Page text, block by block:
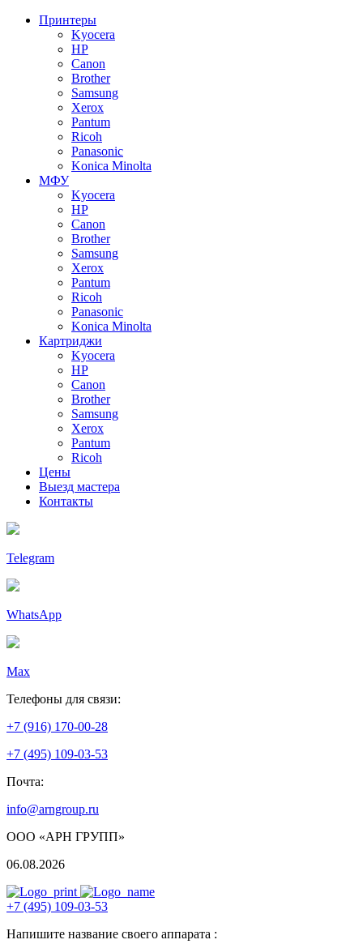
Принтеры
Kyocera
HP
Canon
Brother
Samsung
Xerox
Pantum
Ricoh
Panasonic
Konica Minolta
МФУ
Kyocera
HP
Canon
Brother
Samsung
Xerox
Pantum
Ricoh
Panasonic
Konica Minolta
Картриджи
Kyocera
HP
Canon
Brother
Samsung
Xerox
Pantum
Ricoh
Цены
Выезд мастера
Контакты
Telegram
WhatsApp
Max
Телефоны для связи:
+7 (916) 170-00-28
+7 (495) 109-03-53
Почта:
info@arngroup.ru
ООО «АРН ГРУПП»
06.08.2026
+7 (495) 109-03-53
Напишите название своего аппарата :